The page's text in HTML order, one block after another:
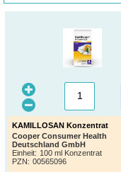
KAMILLOSAN Konzentrat
Cooper Consumer Health
Deutschland GmbH
Einheit: 100 ml Konzentrat
PZN: 00565096